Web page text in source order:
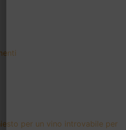
per un vino introvabile per